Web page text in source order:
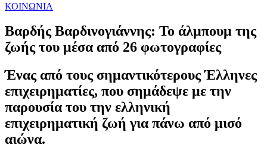
ΚΟΙΝΩΝΙΑ
Βαρδής Βαρδινογιάννης: Το άλμπουμ της
ζωής του μέσα από 26 φωτογραφίες
Ένας από τους σημαντικότερους Έλληνες
επιχειρηματίες, που σημάδεψε με την
παρουσία του την ελληνική
επιχειρηματική ζωή για πάνω από μισό
αιώνα.